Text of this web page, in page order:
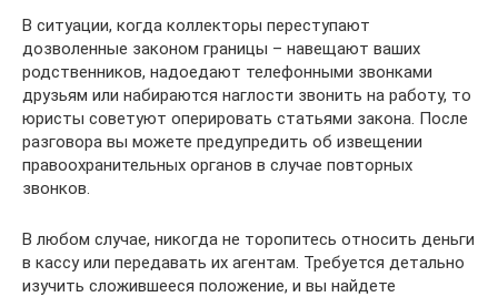
В ситуации, когда коллекторы переступают
дозволенные законом границы – навещают ваших
родственников, надоедают телефонными звонками
друзьям или набираются наглости звонить на работу, то
юристы советуют оперировать статьями закона. После
разговора вы можете предупредить об извещении
правоохранительных органов в случае повторных
звонков.
В любом случае, никогда не торопитесь относить деньги
в кассу или передавать их агентам. Требуется детально
изучить сложившееся положение, и вы найдете